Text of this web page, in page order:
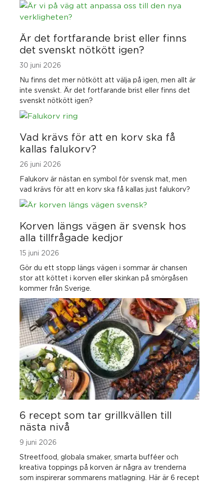
Är det fortfarande brist eller finns
det svenskt nötkött igen?
30 juni 2026
Nu finns det mer nötkött att välja på igen, men allt är
inte svenskt. Är det fortfarande brist eller finns det
svenskt nötkött igen?
Vad krävs för att en korv ska få
kallas falukorv?
26 juni 2026
Falukorv är nästan en symbol för svensk mat, men
vad krävs för att en korv ska få kallas just falukorv?
Korven längs vägen är svensk hos
alla tillfrågade kedjor
15 juni 2026
Gör du ett stopp längs vägen i sommar är chansen
stor att köttet i korven eller skinkan på smörgåsen
kommer från Sverige.
6 recept som tar grillkvällen till
nästa nivå
9 juni 2026
Streetfood, globala smaker, smarta bufféer och
kreativa toppings på korven är några av trenderna
som inspirerar sommarens matlagning. Här är 6 recept